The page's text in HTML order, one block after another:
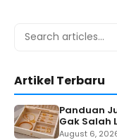
Search
Artikel Terbaru
Panduan
Gak Salah
August 6,